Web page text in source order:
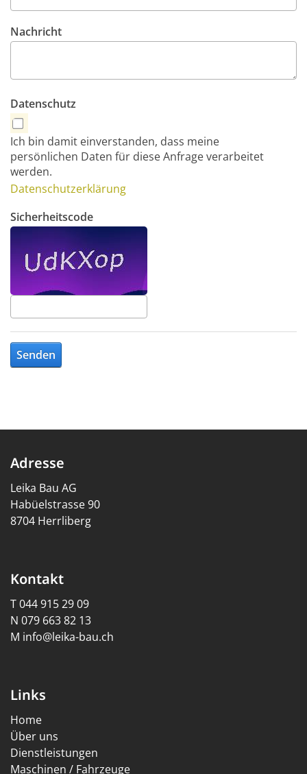
Nachricht
Datenschutz
Ich bin damit einverstanden, dass meine
persönlichen Daten für diese Anfrage verarbeitet
werden.
Datenschutzerklärung
Sicherheitscode
Senden
Adresse
Leika Bau AG
Habüelstrasse 90
8704 Herrliberg
Kontakt
T044 915 29 09
N 079 663 82 13
M info@leika-bau.ch
Links
Home
Über uns
Dienstleistungen
Maschinen / Fahrzeuge